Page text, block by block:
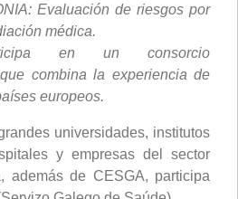
Evaluación de riesgos por
médica.
en un consorcio
combina la experiencia de
europeos.
universidades, institutos
y empresas del sector
además de CESGA, participa